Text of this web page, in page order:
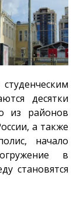
десятки
из районов
а также
начало
в
становятся